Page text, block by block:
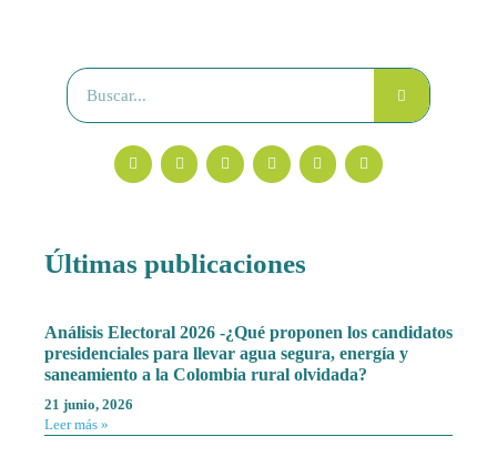
Últimas publicaciones
Análisis Electoral 2026 -¿Qué proponen los candidatos
presidenciales para llevar agua segura, energía y
saneamiento a la Colombia rural olvidada?
21 junio, 2026
Leer más »